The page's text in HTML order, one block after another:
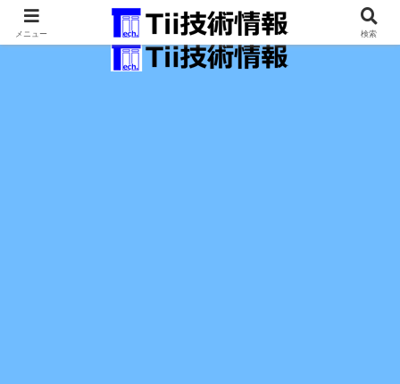
最新の科学技術の情報インフラ。
メニュー 検索